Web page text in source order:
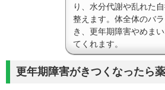
り、水分代謝や乱れた
整えます。体全体のバ
き、更年期障害やめま
てくれます。
更年期障害がきつくなったら